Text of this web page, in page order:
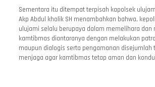
Sementara itu ditempat terpisah kapolsek
Akp Abdul kholik SH menambahkan bahwa,
ulujami selalu berupaya dalam memelihara dan
kamtibmas diantaranya dengan melakukan
maupun dialogis serta pengamanan disejumlah
menjaga agar kamtibmas tetap aman dan